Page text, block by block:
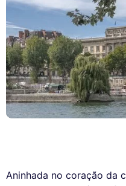
Aninhada no coração da